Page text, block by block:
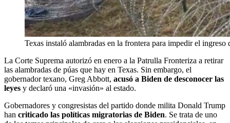
Texas instaló alambradas en la frontera para impedir el
La Corte Suprema autorizó en enero a la Patrulla Fronteriza a retirar
las alambradas de púas que hay en Texas. Sin embargo, el
gobernador texano, Greg Abbott, acusó a Biden de desconocer las
leyes y declaró una «invasión» al estado.
Gobernadores y congresistas del partido donde milita Donald Trump
han criticado las políticas migratorias de Biden. Se trata de uno